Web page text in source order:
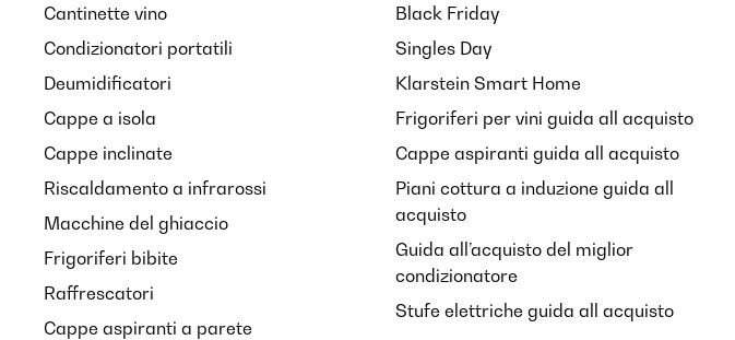
Cantinette vino
Condizionatori portatili
Deumidificatori
Cappe a isola
Cappe inclinate
Riscaldamento a infrarossi
Macchine del ghiaccio
Frigoriferi bibite
Raffrescatori
Cappe aspiranti a parete
Black Friday
Singles Day
Klarstein Smart Home
Frigoriferi per vini guida all acquisto
Cappe aspiranti guida all acquisto
Piani cottura a induzione guida all
acquisto
Guida all’acquisto del miglior
condizionatore
Stufe elettriche guida all acquisto